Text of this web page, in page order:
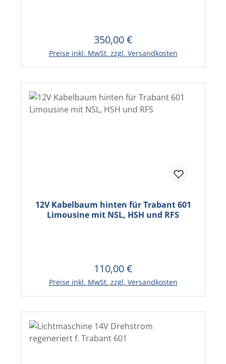
Regulärer Preis:
350,00 €
Preise inkl. MwSt. zzgl. Versandkosten
12V Kabelbaum hinten für Trabant 601
Limousine mit NSL, HSH und RFS
Regulärer Preis:
110,00 €
Preise inkl. MwSt. zzgl. Versandkosten